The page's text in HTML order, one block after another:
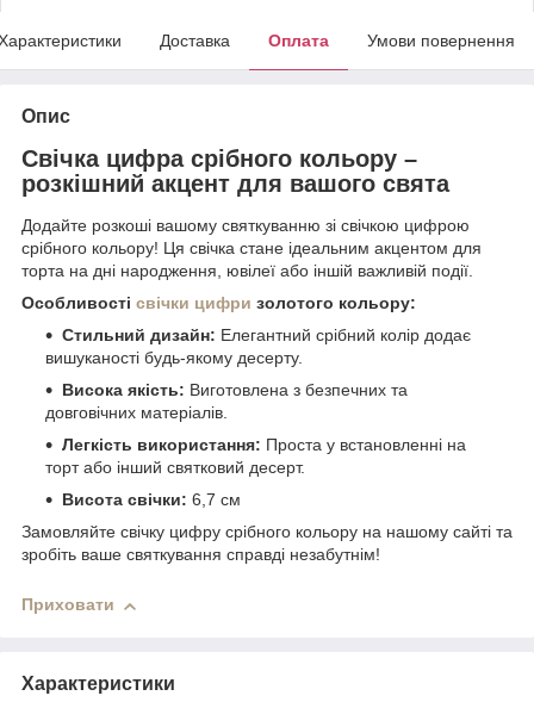
Доставка Оплата Умови повернення
Опис
Свічка цифра срібного кольору –
розкішний акцент для вашого свята
Додайте розкоші вашому святкуванню зі свічкою цифрою
срібного кольору! Ця свічка стане ідеальним акцентом для
торта на дні народження, ювілеї або іншій важливій події.
Особливості свічки цифри золотого кольору:
Стильний дизайн: Елегантний срібний колір додає
вишуканості будь-якому десерту.
Висока якість: Виготовлена з безпечних та
довговічних матеріалів.
Легкість використання: Проста у встановленні на
торт або інший святковий десерт.
Висота свічки: 6,7 см
Замовляйте свічку цифру срібного кольору на нашому сайті та
зробіть ваше святкування справді незабутнім!
Приховати
Характеристики